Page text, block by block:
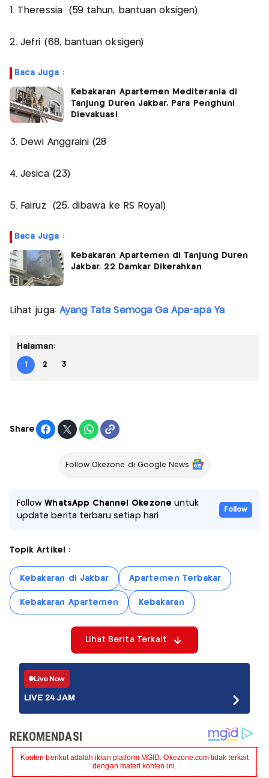
1. Theressia (59 tahun, bantuan oksigen)
2. Jefri (68, bantuan oksigen)
Baca Juga :
Kebakaran Apartemen Mediterania di
Tanjung Duren Jakbar, Para Penghuni
Dievakuasi
3. Dewi Anggraini (28
4. Jesica (23)
5. Fairuz (25, dibawa ke RS Royal)
Baca Juga :
Kebakaran Apartemen di Tanjung Duren
Jakbar, 22 Damkar Dikerahkan
Lihat juga: Ayang Tata Semoga Ga Apa-apa Ya
Halaman:
1 2 3
Share
Follow Okezone di Google News
FollowWhatsApp Channel Okezone untuk
update berita terbaru setiap hari
Follow
Topik Artikel :
Kebakaran di Jakbar Apartemen Terbakar
Kebakaran Apartemen Kebakaran
Lihat Berita Terkait
Live Now
LIVE 24 JAM